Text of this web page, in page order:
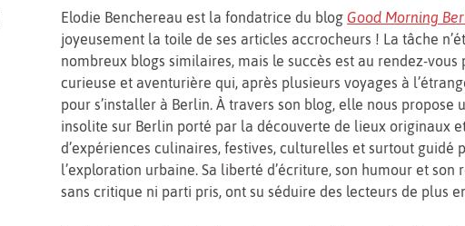
Elodie Benchereau est la fondatrice du blog Good Morning
joyeusement la toile de ses articles accrocheurs ! La tâche
nombreux blogs similaires, mais le succès est au rendez-vous
curieuse et aventurière qui, après plusieurs voyages à
pour s’installer à Berlin. À travers son blog, elle nous propose
insolite sur Berlin porté par la découverte de lieux originaux
d’expériences culinaires, festives, culturelles et surtout guidé
l’exploration urbaine. Sa liberté d’écriture, son humour et son
sans critique ni parti pris, ont su séduire des lecteurs de plus